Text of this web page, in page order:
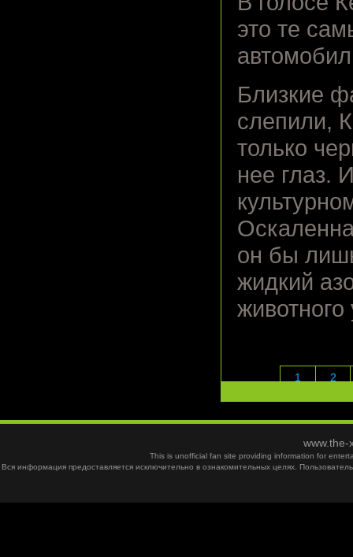
это те
Близкие
слепили,
только
нее глаз.
он бы
жидкий
1 2
This is unofficial fan site providing information for
Вся информация предоставляется исключительно в ознакомительных целях.